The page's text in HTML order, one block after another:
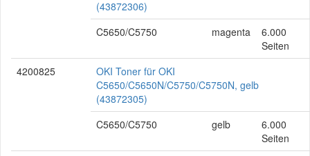
(43872306)
C5650/C5750
magenta
6.000
Seiten
4200825
OKI Toner für OKI
C5650/C5650N/C5750/C5750N, gelb
(43872305)
C5650/C5750
gelb
6.000
Seiten